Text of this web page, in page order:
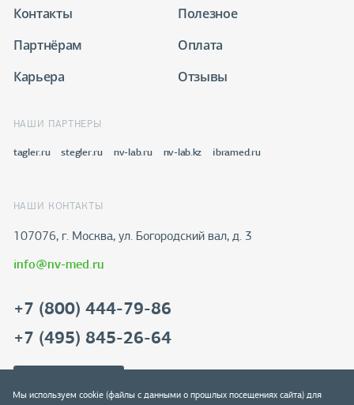
Контакты
Полезное
Партнёрам
Оплата
Карьера
Отзывы
НАШИ ПАРТНЕРЫ
tagler.ru stegler.ru nv-lab.ru nv-lab.kz ibramed.ru
НАШИ КОНТАКТЫ
107076, г. Москва, ул. Богородский вал, д. 3
info@nv-med.ru
+7 (800) 444-79-86
+7 (495) 845-26-64
Мы используем cookie (файлы с данными о прошлых посещениях сайта) для